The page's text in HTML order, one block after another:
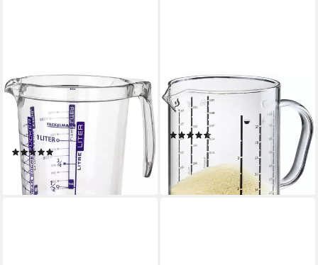
FACKELMANN
Messbecher Fackelmann
Profi-Messbecher 1 L,
Kunststoff
(2)
22,74 €
lieferbar - in 2-3 Werktagen bei dir
GEFU
Messbecher METI, 1000 ml,
Glas, Ausgießnase, 1 Liter
(51)
22,95 €
lieferbar - in 1-2 Werktagen bei dir